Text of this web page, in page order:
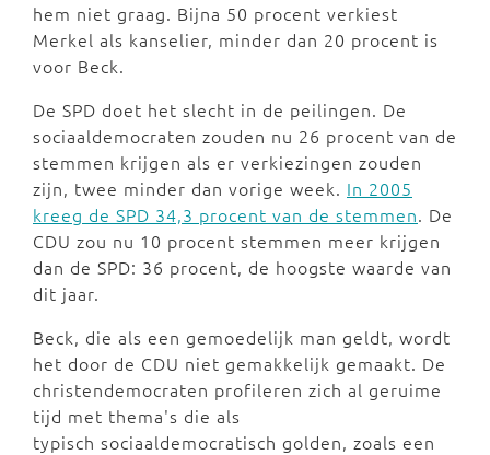
hem niet graag. Bijna 50 procent verkiest
Merkel als kanselier, minder dan 20 procent is
voor Beck.
De SPD doet het slecht in de peilingen. De
sociaaldemocraten zouden nu 26 procent van de
stemmen krijgen als er verkiezingen zouden
zijn, twee minder dan vorige week. In 2005
kreeg de SPD 34,3 procent van de stemmen. De
CDU zou nu 10 procent stemmen meer krijgen
dan de SPD: 36 procent, de hoogste waarde van
dit jaar.
Beck, die als een gemoedelijk man geldt, wordt
het door de CDU niet gemakkelijk gemaakt. De
christendemocraten profileren zich al geruime
tijd met thema's die als
typisch sociaaldemocratisch golden, zoals een